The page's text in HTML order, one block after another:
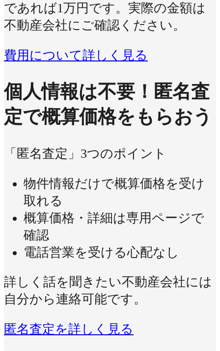
であれば1万円です。実際の金額は
不動産会社にご確認ください。
費用について詳しく見る
個人情報は不要！ 匿名査
定で概算価格をもらおう
「匿名査定」3つのポイント
物件情報だけで概算価格を受け
取れる
概算価格・詳細は専用ページで
確認
電話営業を受ける心配なし
詳しく話を聞きたい不動産会社には
自分から連絡可能です。
匿名査定を詳しく見る